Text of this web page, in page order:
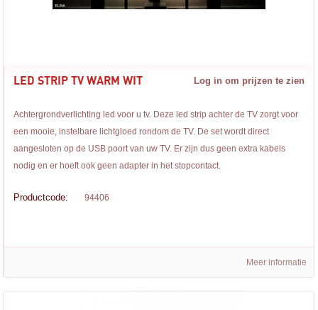
LED STRIP TV WARM WIT Log in om prijzen te zien
Achtergrondverlichting led voor u tv. Deze led strip achter de TV zorgt voor
een mooie, instelbare lichtgloed rondom de TV. De set wordt direct
aangesloten op de USB poort van uw TV. Er zijn dus geen extra kabels
nodig en er hoeft ook geen adapter in het stopcontact.
Productcode: 94406
Meer informatie